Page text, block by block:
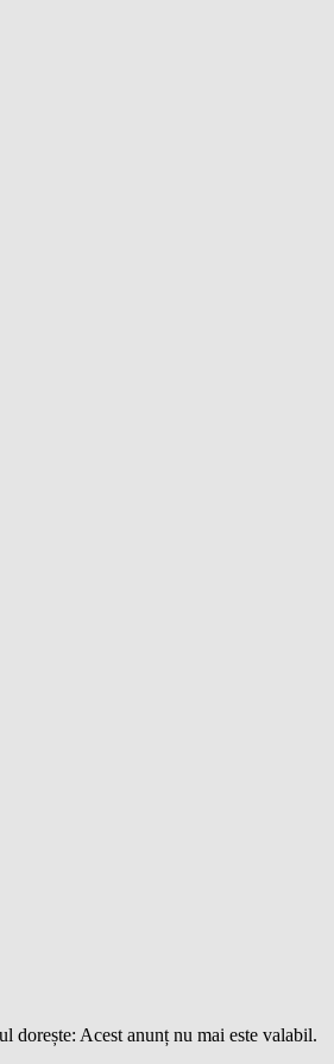
dorește: Acest anunț nu mai este valabil.